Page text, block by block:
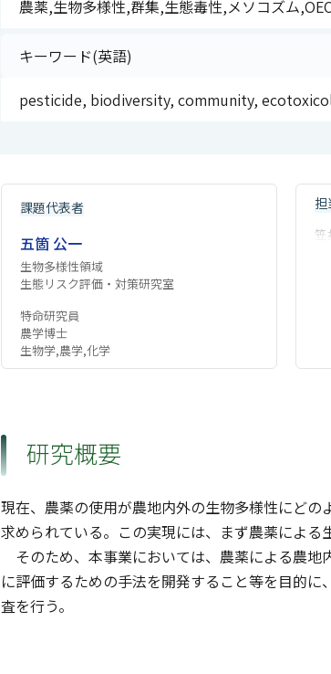
農薬,生物多様性,群集,生態毒性,メソコズム
キーワード(英語)
pesticide, biodiversity, community,
課題代表者
五箇 公一
生物多様性領域
生態リスク評価・対策研究室
特命研究員
農学博士
生物学,農学,化学
担
笠
研究概要
現在、農薬の使用が農地内外の生物多様性にど
求められている。この実現には、まず農薬による
そのため、本事業においては、農薬による農地
に評価するための手法を開発すること等を目的
査を行う。